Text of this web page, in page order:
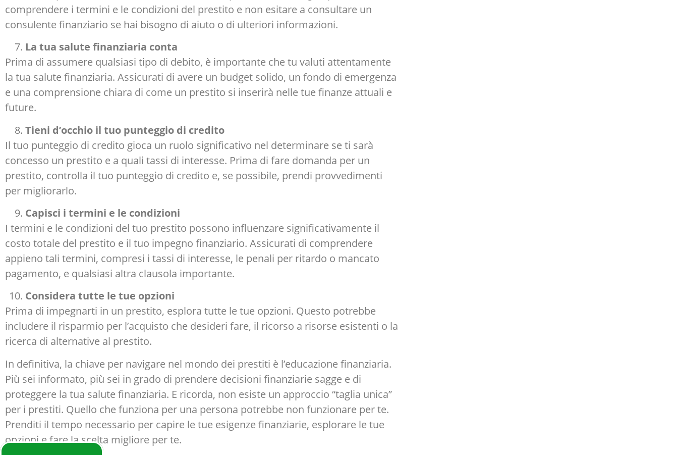
comprendere i termini e le condizioni del prestito e non esitare a consultare un
consulente finanziario se hai bisogno di aiuto o di ulteriori informazioni.
La tua salute finanziaria conta
Prima di assumere qualsiasi tipo di debito, è importante che tu valuti attentamente
la tua salute finanziaria. Assicurati di avere un budget solido, un fondo di emergenza
e una comprensione chiara di come un prestito si inserirà nelle tue finanze attuali e
future.
Tieni d’occhio il tuo punteggio di credito
Il tuo punteggio di credito gioca un ruolo significativo nel determinare se ti sarà
concesso un prestito e a quali tassi di interesse. Prima di fare domanda per un
prestito, controlla il tuo punteggio di credito e, se possibile, prendi provvedimenti
per migliorarlo.
Capisci i termini e le condizioni
I termini e le condizioni del tuo prestito possono influenzare significativamente il
costo totale del prestito e il tuo impegno finanziario. Assicurati di comprendere
appieno tali termini, compresi i tassi di interesse, le penali per ritardo o mancato
pagamento, e qualsiasi altra clausola importante.
Considera tutte le tue opzioni
Prima di impegnarti in un prestito, esplora tutte le tue opzioni. Questo potrebbe
includere il risparmio per l’acquisto che desideri fare, il ricorso a risorse esistenti o la
ricerca di alternative al prestito.
In definitiva, la chiave per navigare nel mondo dei prestiti è l’educazione finanziaria.
Più sei informato, più sei in grado di prendere decisioni finanziarie sagge e di
proteggere la tua salute finanziaria. E ricorda, non esiste un approccio “taglia unica”
per i prestiti. Quello che funziona per una persona potrebbe non funzionare per te.
Prenditi il tempo necessario per capire le tue esigenze finanziarie, esplorare le tue
opzioni e fare la scelta migliore per te.